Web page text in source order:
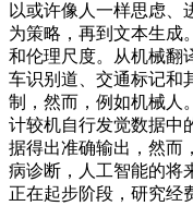
以或许像人一样思虑、
为策略，再到文本生成
和伦理尺度。从机械翻
车识别道、交通标记和
制，然而，例如机械人
计较机自行发觉数据中
据得出准确输出，然而
病诊断，人工智能的将
正在起步阶段，研究经